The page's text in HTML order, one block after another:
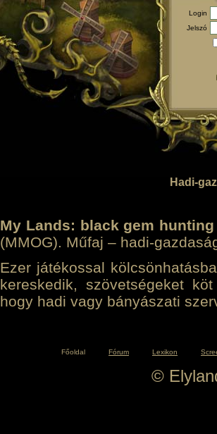
Login
Jelszó
Hadi-
My Lands: black gem hunting
(MMOG). Műfaj – hadi-
Ezer játékossal
kereskedik, szövetségeket
hogy hadi vagy bányászati
Főoldal Fórum Lexikon
©